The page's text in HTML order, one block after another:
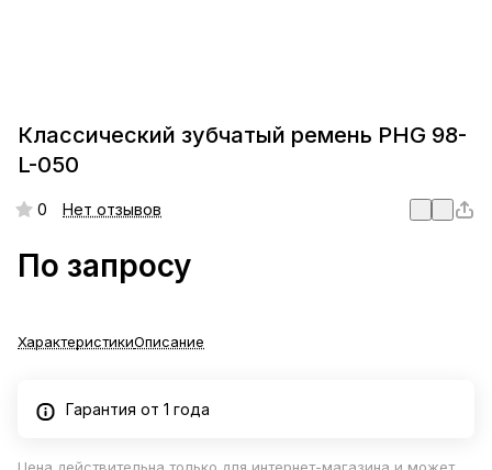
Классический зубчатый ремень PHG 98-
L-050
0 Нет отзывов
По запросу
ХарактеристикиОписание
Гарантия от 1 года